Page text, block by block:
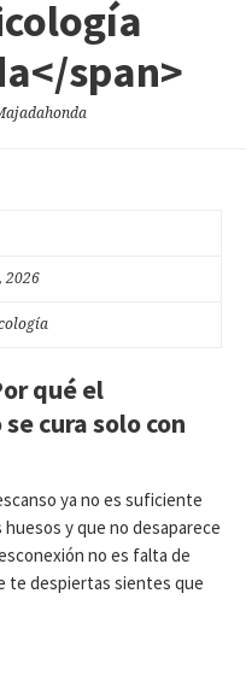
span>
2026
qué el
cura solo con
ya no es suficiente
y que no desaparece
no es falta de
te despiertas sientes que